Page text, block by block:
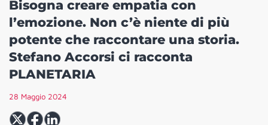
Bisogna creare empatia con
l’emozione. Non c’è niente di più
potente che raccontare una storia.
Stefano Accorsi ci racconta
PLANETARIA
28 Maggio 2024